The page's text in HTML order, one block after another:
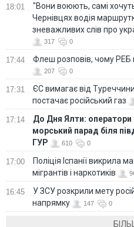
18:01
"Вони воюють, самі
Чернівцях водія
зневажливих слів про
317 0
17:44 Флеш розповів, чому РЕБ
207 0
17:31
ЄС вимагає від
постачає російський газ
17:14
До Дня Ялти: оператори
морський парад біля
ГУР
610 0
17:00
Поліція Іспанії
мігрантів і наркотиків
16:45
У ЗСУ розкрили мету
напрямку
147 0